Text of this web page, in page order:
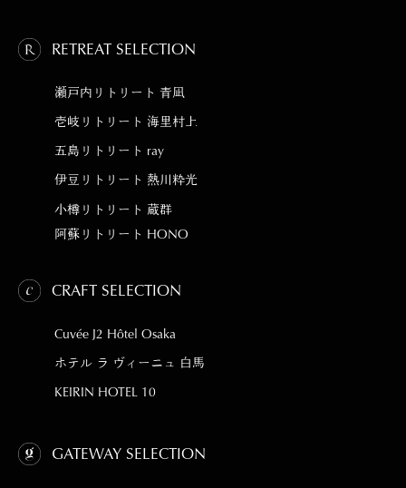
RETREAT SELECTION
瀬戸内リトリート 青凪
壱岐リトリート 海里村上
五島リトリート ray
伊豆リトリート 熱川粋光
小樽リトリート 蔵群
阿蘇リトリート HONO
CRAFT SELECTION
Cuvée J2 Hôtel Osaka
ホテル ラ ヴィーニュ 白馬
KEIRIN HOTEL 10
GATEWAY SELECTION